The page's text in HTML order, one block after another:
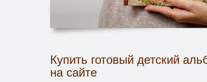
Купить готовый детский
на сайте